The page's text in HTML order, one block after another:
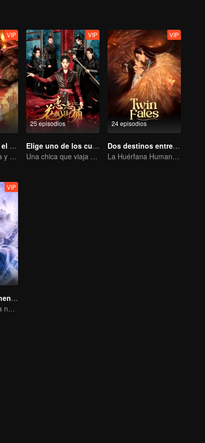
VIP
Esclavizado por el Amor
El amor comienza y termina en el palacio
25 episodios
VIP
Elige uno de los cuatro
Una chica que viaja en el tiempo conquista a cuatro apuestos hombres
24 episodios
VIP
Dos destinos entrelazados
La Huérfana Humana se Ofrece para Vincularse con la Bestia Divina
VIP
El Destino Aprehendido
Un beso que sella nuestro destino, un amor que durará mil años